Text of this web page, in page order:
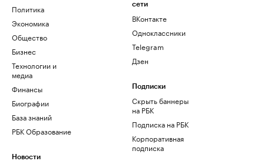
Политика
Экономика
Общество
Бизнес
Технологии и
медиа
Финансы
Биографии
База знаний
РБК Образование
Новости
сети
ВКонтакте
Одноклассники
Telegram
Дзен
Подписки
Скрыть баннеры
на РБК
Подписка на РБК
Корпоративная
подписка